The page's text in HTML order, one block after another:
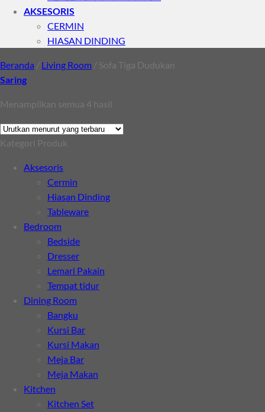
AKSESORIS
CERMIN
HIASAN DINDING
Beranda / Living Room / Sofa Tiga Dudukan
Saring
Menampilkan semua 4 hasil
yang
Kategori Produk
Aksesoris
Cermin
Hiasan Dinding
Tableware
Bedroom
Bedside
Dresser
Lemari Pakain
Tempat tidur
Dining Room
Bangku
Kursi Bar
Kursi Makan
Meja Bar
Meja Makan
Kitchen
Kitchen Set